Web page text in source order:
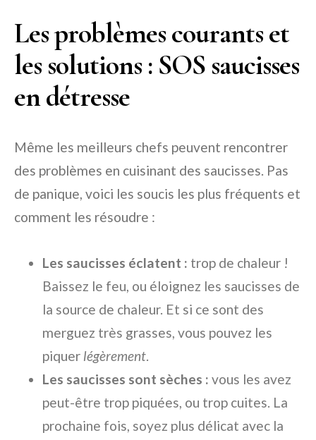
Les problèmes courants et
les solutions : SOS saucisses
en détresse
Même les meilleurs chefs peuvent rencontrer
des problèmes en cuisinant des saucisses. Pas
de panique, voici les soucis les plus fréquents et
comment les résoudre :
Les saucisses éclatent : trop de chaleur !
Baissez le feu, ou éloignez les saucisses de
la source de chaleur. Et si ce sont des
merguez très grasses, vous pouvez les
piquer légèrement.
Les saucisses sont sèches : vous les avez
peut-être trop piquées, ou trop cuites. La
prochaine fois, soyez plus délicat avec la